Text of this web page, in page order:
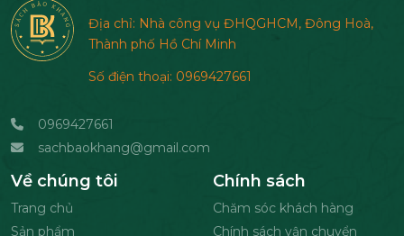
Địa chỉ: Nhà công vụ ĐHQGHCM, Đông Hoà,
Thành phố Hồ Chí Minh
Số điện thoại: 0969427661
0969427661
sachbaokhang@gmail.com
Về chúng tôi
Trang chủ
Sản phẩm
Chính sách
Chăm sóc khách hàng
Chính sách vận chuyển